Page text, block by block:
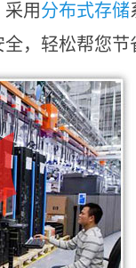
采用分布式存储
，轻松帮您节